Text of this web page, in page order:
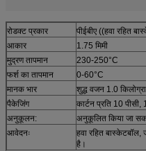
रोडक्ट प्रकार
पीईबीए ((हवा रहित
आकार
1.75 मिमी
मुद्रण तापमान
230-250°C
फर्श का तापमान
0-60°C
मानक भार
शुद्ध वजन 1.0
पैकेजिंग
कार्टन प्रति 10
अनुकूलन:
अनुकूलित किया जा
आवेदनः
हवा रहित
है।